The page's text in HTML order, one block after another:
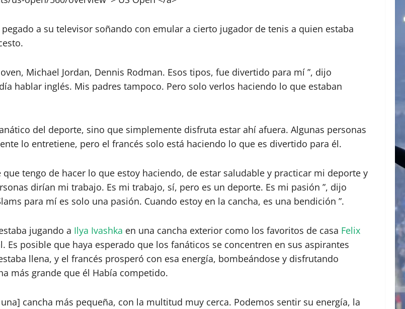
a su televisor soñando con emular a cierto jugador de tenis a quien estaba
Michael Jordan, Dennis Rodman. Esos tipos, fue divertido para mí ”, dijo
hablar inglés. Mis padres tampoco. Pero solo verlos haciendo lo que estaban
del deporte, sino que simplemente disfruta estar ahí afuera. Algunas personas
lo entretiene, pero el francés solo está haciendo lo que es divertido para él.
tengo de hacer lo que estoy haciendo, de estar saludable y practicar mi deporte y
dirían mi trabajo. Es mi trabajo, sí, pero es un deporte. Es mi pasión ”, dijo
para mí es solo una pasión. Cuando estoy en la cancha, es una bendición ”.
jugando a Ilya Ivashka en una cancha exterior como los favoritos de casa Felix
Es posible que haya esperado que los fanáticos se concentren en sus aspirantes
llena, y el francés prosperó con esa energía, bombeándose y disfrutando
más grande que él Había competido.
cancha más pequeña, con la multitud muy cerca. Podemos sentir su energía, la